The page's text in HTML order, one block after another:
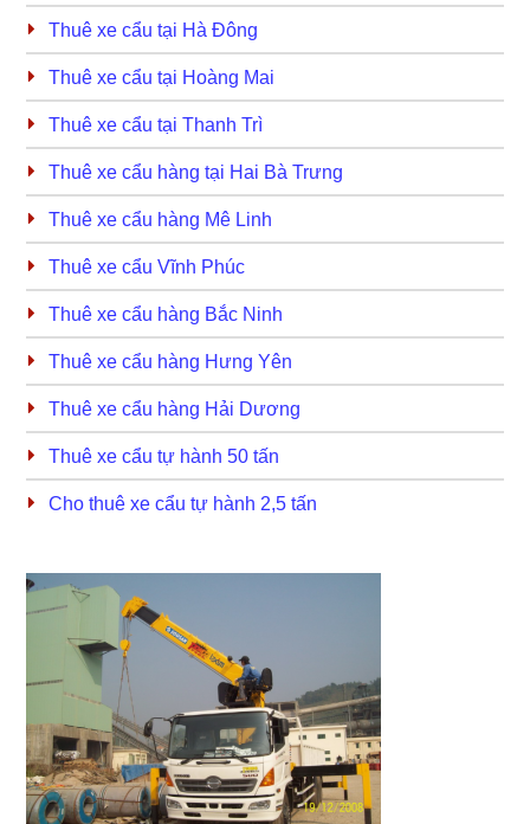
Thuê xe cẩu tại Hà Đông
Thuê xe cẩu tại Hoàng Mai
Thuê xe cẩu tại Thanh Trì
Thuê xe cẩu hàng tại Hai Bà Trưng
Thuê xe cẩu hàng Mê Linh
Thuê xe cẩu Vĩnh Phúc
Thuê xe cẩu hàng Bắc Ninh
Thuê xe cẩu hàng Hưng Yên
Thuê xe cẩu hàng Hải Dương
Thuê xe cẩu tự hành 50 tấn
Cho thuê xe cẩu tự hành 2,5 tấn